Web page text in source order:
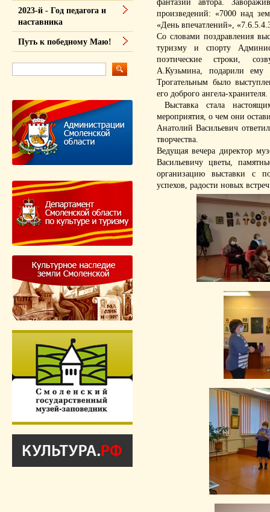
фантазии автора.
произведений: «7000 над
«День впечатлений»,
Со словами поздравления
туризму и спорту
поэтические строки,
А.Кузьмина, подарили ему
Трогательным было
его доброго ангела-хранителя.
Выставка стала
мероприятия, о чем они
Анатолий Васильевич
творчества.
Ведущая вечера директор
Васильевичу цветы,
организацию выставки с
успехов, радости новых
2023-й - Год педагога и
наставника
Путь к победному Маю!